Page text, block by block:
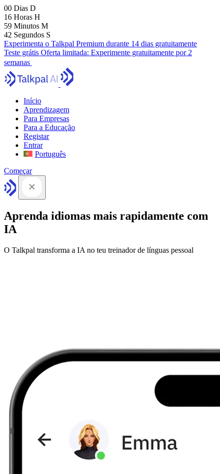
00 Dias D
16 Horas H
59 Minutos M
41 Segundos S
Experimenta o Talkpal Premium durante 14 dias gratuitamente
Teste grátis Oferta limitada: Experimente gratuitamente por 2
semanas
Início
Aprendizagem
Para Empresas
Para a Educação
Registar
Entrar
Português
Começar
Aprenda idiomas mais rapidamente com
IA
O Talkpal transforma a IA no teu treinador de línguas pessoal